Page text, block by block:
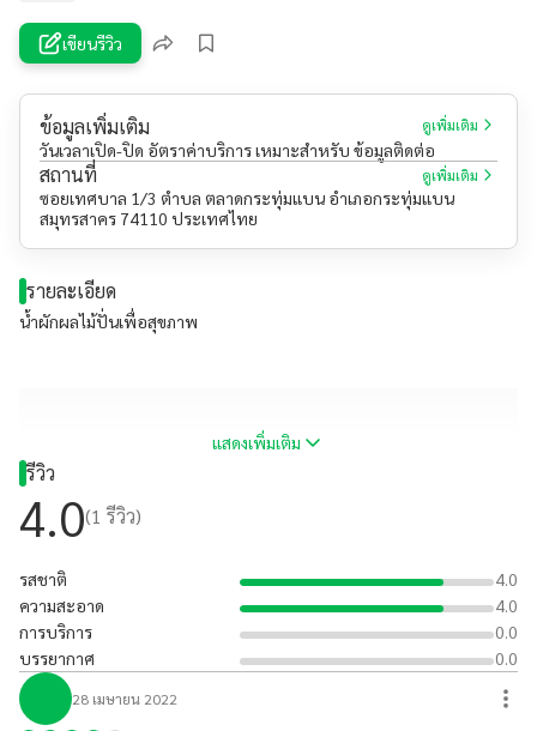
เขียนรีวิว
ข้อมูลเพิ่มเติม ดูเพิ่มเติม
วันเวลาเปิด-ปิด อัตราค่าบริการ เหมาะสำหรับ ข้อมูลติดต่อ
สถานที่ ดูเพิ่มเติม
ซอยเทศบาล 1/3 ตำบล ตลาดกระทุ่มแบน อำเภอกระทุ่มแบน
สมุทรสาคร 74110 ประเทศไทย
รายละเอียด
น้ำผักผลไม้ปั่นเพื่อสุขภาพ
แสดงเพิ่มเติม
รีวิว
4.0(1 รีวิว)
รสชาติ
4.0
ความสะอาด
4.0
การบริการ
0.0
บรรยากาศ
0.0
28 เมษายน 2022